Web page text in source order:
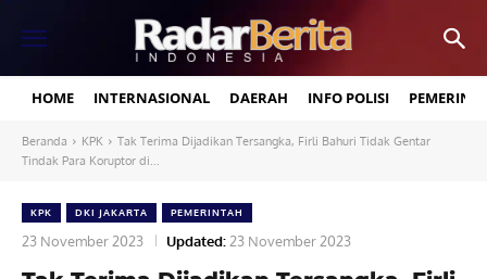
HOME INTERNASIONAL DAERAH INFO POLISI
Beranda KPK
Tak Terima Dijadikan Tersangka, Firli Bahuri Tidak Gentar
Tindak Para Koruptor di...
KPK DKI JAKARTA PEMERINTAH
23 November 2023 Updated: 23 November 2023